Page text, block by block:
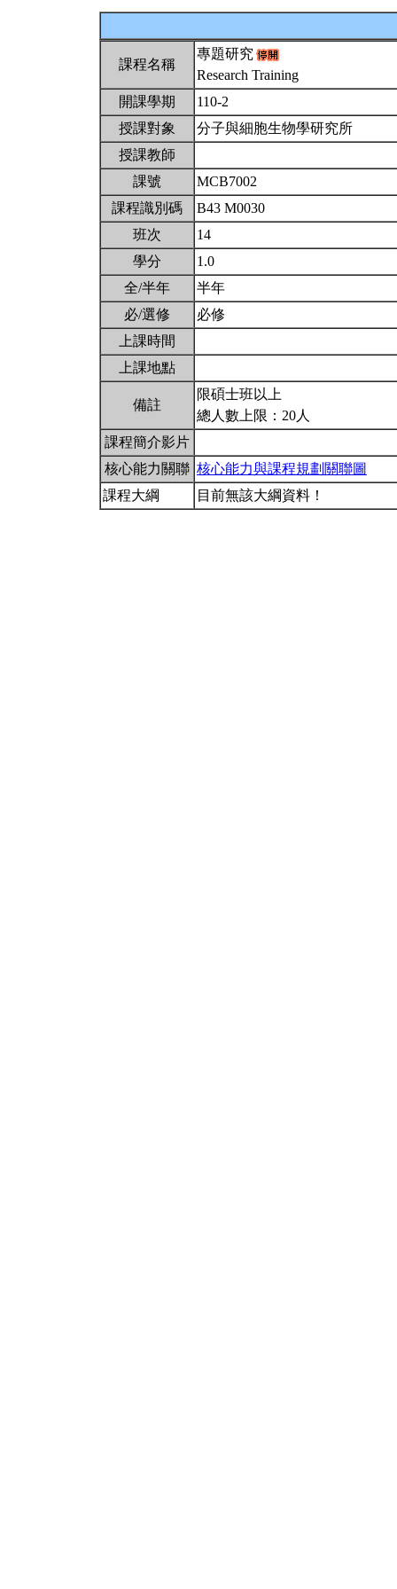
課程名稱
專題研究
Research Training
開課學期
110-2
授課對象
分子與細胞生物學研究所
授課教師
課號
MCB7002
課程識別碼
B43 M0030
班次
14
學分
1.0
全/半年
半年
必/選修
必修
上課時間
上課地點
備註
限碩士班以上
總人數上限：20人
課程簡介影片
核心能力關聯 核心能力與課程規劃關聯圖
課程大綱
目前無該大綱資料！